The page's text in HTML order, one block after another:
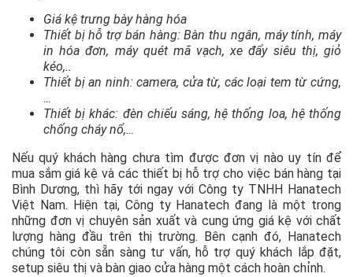
Giá kệ trưng bày hàng hóa
Thiết bị hỗ trợ bán hàng: Bàn thu ngân, máy tính, máy
in hóa đơn, máy quét mã vạch, xe đẩy siêu thị, giỏ
kéo,..
Thiết bị an ninh: camera, cửa từ, các loại tem từ cứng,
…
Thiết bị khác: đèn chiếu sáng, hệ thống loa, hệ thống
chống cháy nổ,…
Nếu quý khách hàng chưa tìm được đơn vị nào uy tín để
mua sắm giá kệ và các thiết bị hỗ trợ cho việc bán hàng tại
Bình Dương, thì hãy tới ngay với Công ty TNHH Hanatech
Việt Nam. Hiện tại, Công ty Hanatech đang là một trong
những đơn vị chuyên sản xuất và cung ứng giá kệ với chất
lượng hàng đầu trên thị trường. Bên cạnh đó, Hanatech
chúng tôi còn sẵn sàng tư vấn, hỗ trợ quý khách lắp đặt,
setup siêu thị và bàn giao cửa hàng một cách hoàn chỉnh.